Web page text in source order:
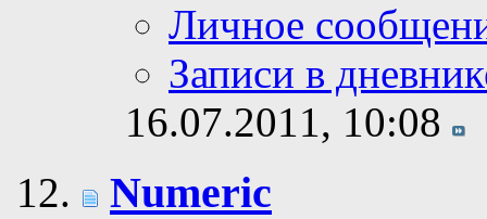
Личное
Записи в
16.07.2011, 10:08
Numeric